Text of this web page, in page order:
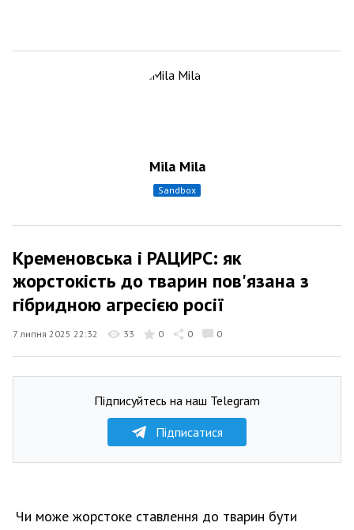
Mila Mila
sandbox
Кременовська і РАЦИРС: як
жорстокість до тварин пов'язана з
гібридною агресією росії
7 липня 2025 22:32 33 0 0 0
Підписуйтесь на наш Telegram
Підписатися
Чи може жорстоке ставлення до тварин бути